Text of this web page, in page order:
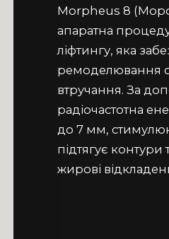
Morpheus 8
апаратна
ліфтингу, яка
ремоделювання
втручання. За
радіочастотна
до 7 мм,
підтягує
жирові